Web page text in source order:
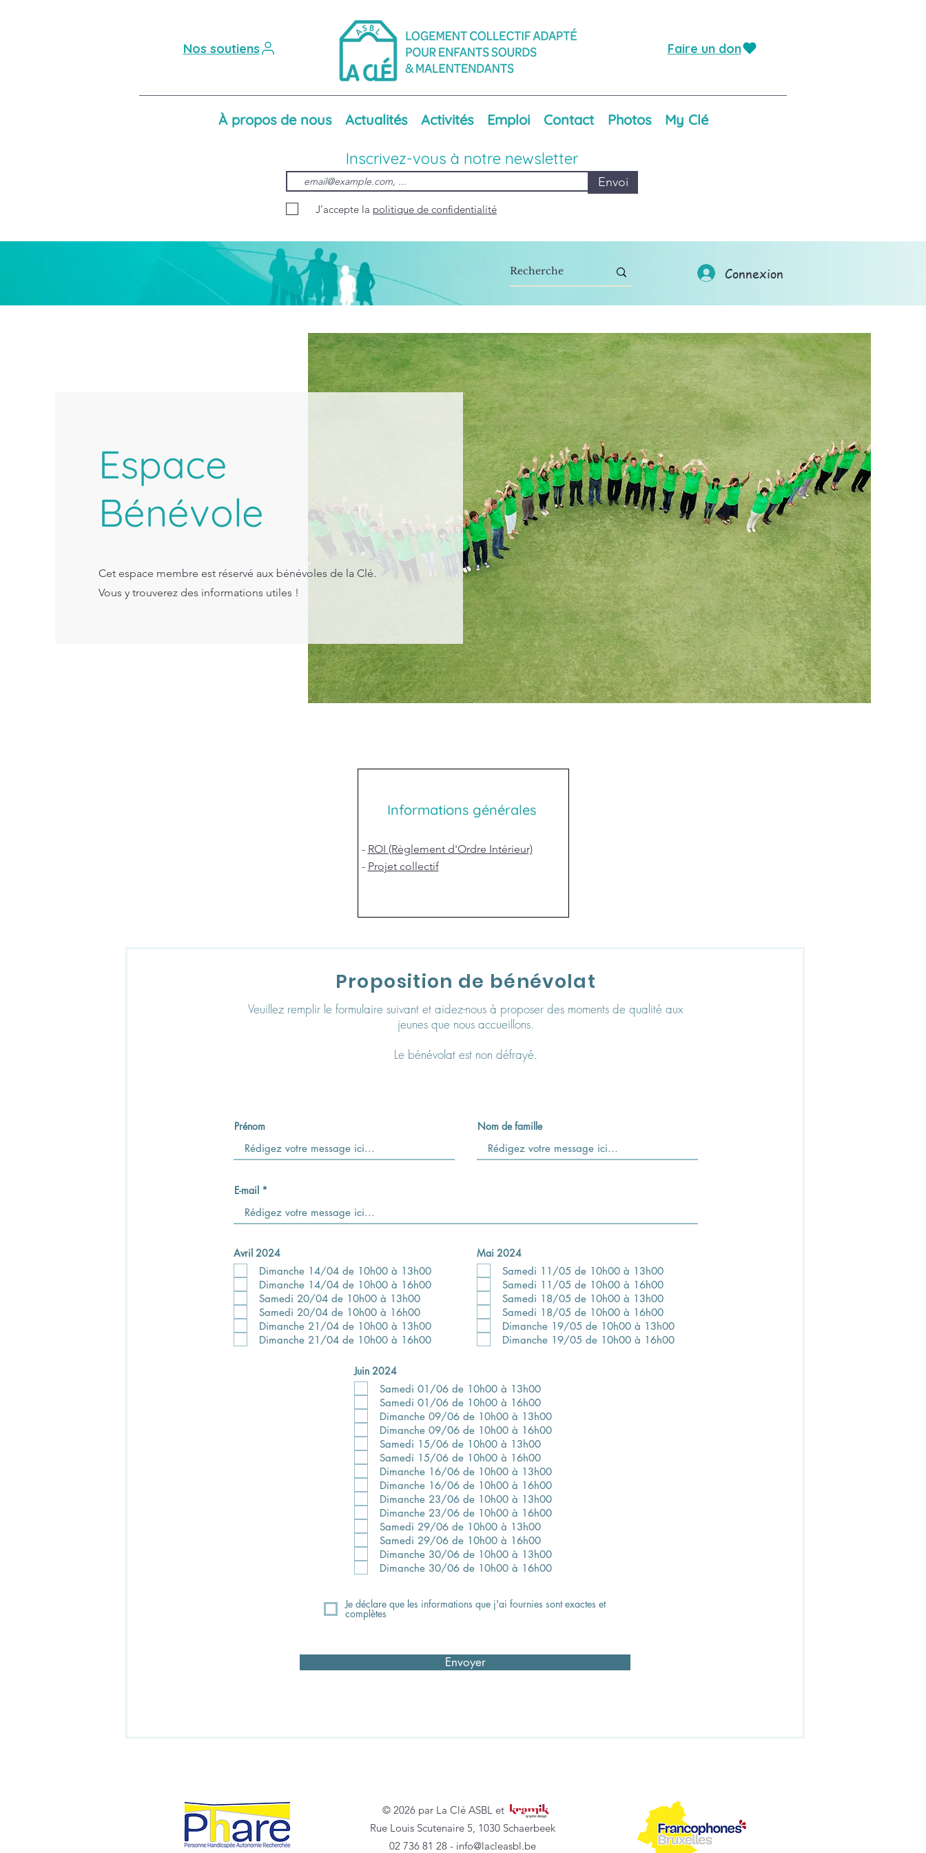
Nos soutiens Faire un don
À propos de nous Actualités Activités Emploi Contact Photos My Clé
Inscrivez-vous à notre newsletter
Envoi
J’accepte la politique de confidentialité
Connexion
Espace
Bénévole
Cet espace membre est réservé aux bénévoles de la Clé.
Vous y trouverez des informations utiles !
Informations générales
- ROI (Règlement d'Ordre Intérieur)
- Projet collectif
Proposition de bénévolat
Veuillez remplir le formulaire suivant et aidez-nous à proposer des moments de qualité aux
jeunes que nous accueillons.
Le bénévolat est non défrayé.
Prénom Nom de famille
E-mail
Avril 2024
Dimanche 14/04 de 10h00 à 13h00
Dimanche 14/04 de 10h00 à 16h00
Samedi 20/04 de 10h00 à 13h00
Samedi 20/04 de 10h00 à 16h00
Dimanche 21/04 de 10h00 à 13h00
Dimanche 21/04 de 10h00 à 16h00
Mai 2024
Samedi 11/05 de 10h00 à 13h00
Samedi 11/05 de 10h00 à 16h00
Samedi 18/05 de 10h00 à 13h00
Samedi 18/05 de 10h00 à 16h00
Dimanche 19/05 de 10h00 à 13h00
Dimanche 19/05 de 10h00 à 16h00
Juin 2024
Samedi 01/06 de 10h00 à 13h00
Samedi 01/06 de 10h00 à 16h00
Dimanche 09/06 de 10h00 à 13h00
Dimanche 09/06 de 10h00 à 16h00
Samedi 15/06 de 10h00 à 13h00
Samedi 15/06 de 10h00 à 16h00
Dimanche 16/06 de 10h00 à 13h00
Dimanche 16/06 de 10h00 à 16h00
Dimanche 23/06 de 10h00 à 13h00
Dimanche 23/06 de 10h00 à 16h00
Samedi 29/06 de 10h00 à 13h00
Samedi 29/06 de 10h00 à 16h00
Dimanche 30/06 de 10h00 à 13h00
Dimanche 30/06 de 10h00 à 16h00
Je déclare que les informations que j'ai fournies sont exactes et
complètes
Envoyer
© 2026 par La Clé ASBL et
Rue Louis Scutenaire 5, 1030 Schaerbeek
02 736 81 28 - info@lacleasbl.be